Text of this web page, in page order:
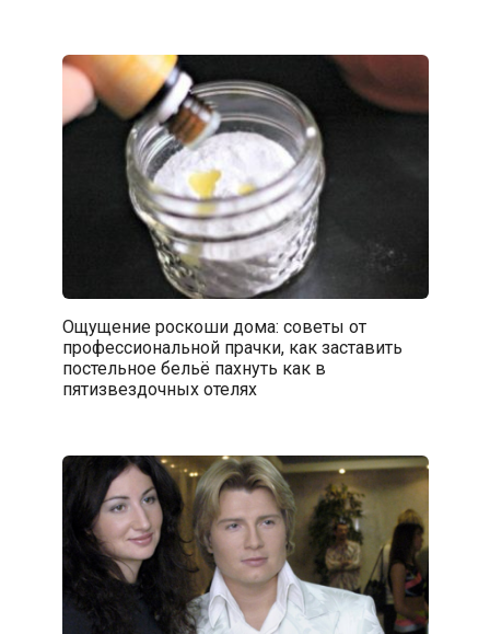
Ощущение роскоши дома: советы от
профессиональной прачки, как заставить
постельное бельё пахнуть как в
пятизвездочных отелях